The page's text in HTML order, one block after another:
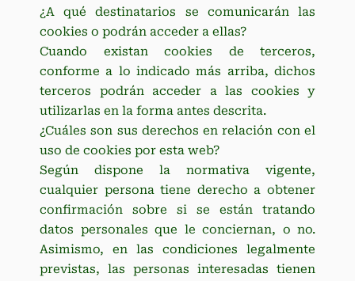
¿A qué destinatarios se comunicarán las
cookies o podrán acceder a ellas?
Cuando existan cookies de terceros,
conforme a lo indicado más arriba, dichos
terceros podrán acceder a las cookies y
utilizarlas en la forma antes descrita.
¿Cuáles son sus derechos en relación con el
uso de cookies por esta web?
Según dispone la normativa vigente,
cualquier persona tiene derecho a obtener
confirmación sobre si se están tratando
datos personales que le conciernan, o no.
Asimismo, en las condiciones legalmente
previstas, las personas interesadas tienen